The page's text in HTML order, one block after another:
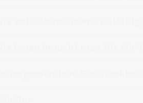
Wie entstehen unsere